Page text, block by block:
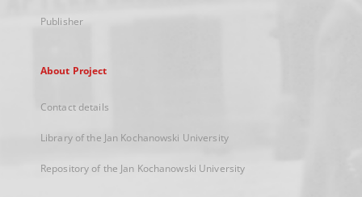
Publisher
About Project
Contact details
Library of the Jan Kochanowski University
Repository of the Jan Kochanowski University